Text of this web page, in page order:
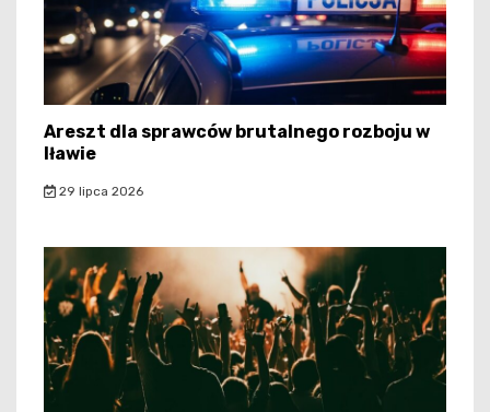
Areszt dla sprawców brutalnego rozboju w
Iławie
29 lipca 2026